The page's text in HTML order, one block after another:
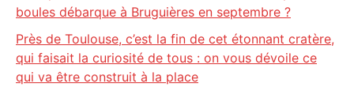
boules débarque à Bruguières en septembre ?
Près de Toulouse, c’est la fin de cet étonnant cratère,
qui faisait la curiosité de tous : on vous dévoile ce
qui va être construit à la place